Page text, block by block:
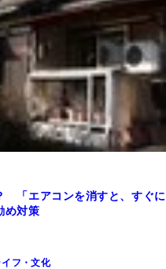
「エアコンを消すと、すぐに
め対策
イフ・文化